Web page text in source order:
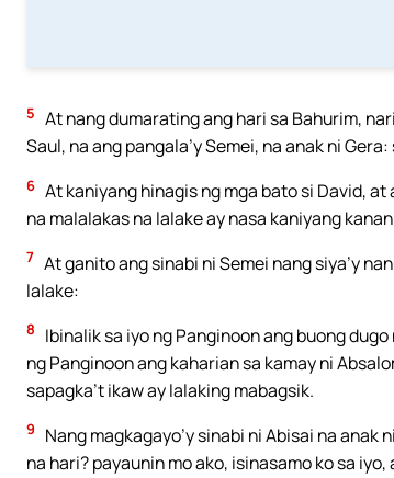
5 At nang dumarating ang hari sa Bahurim,
Saul, na ang pangala’y Semei, na anak ni
6 At kaniyang hinagis ng mga bato si David,
na malalakas na lalake ay nasa kaniyang
7 At ganito ang sinabi ni Semei nang siya’y
lalake:
8
Ibinalik sa iyo ng Panginoon ang buong
ng Panginoon ang kaharian sa kamay ni
sapagka’t ikaw ay lalaking mabagsik.
9
Nang magkagayo’y sinabi ni Abisai na
na hari? payaunin mo ako, isinasamo ko sa